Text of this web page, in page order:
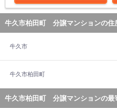
牛久市柏田町 分譲マンションの住
牛久市
牛久市柏田町
牛久市柏田町 分譲マンションの最